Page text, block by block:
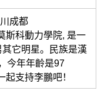
成都
斯科動力學院, 是一
它明星。民族是漢
今年年齡是97
起支持李鵬吧！